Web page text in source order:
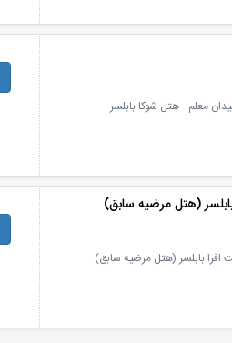
معلم - هتل شوکا بابلسر
(هتل مرضیه سابق)
افرا بابلسر (هتل مرضیه سابق)